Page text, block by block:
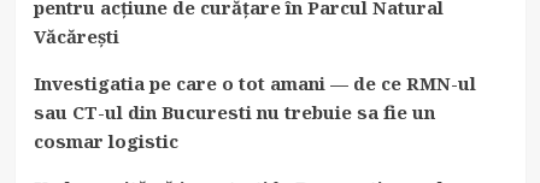
pentru acțiune de curățare în Parcul Natural
Văcărești
Investigatia pe care o tot amani — de ce RMN-ul
sau CT-ul din Bucuresti nu trebuie sa fie un
cosmar logistic